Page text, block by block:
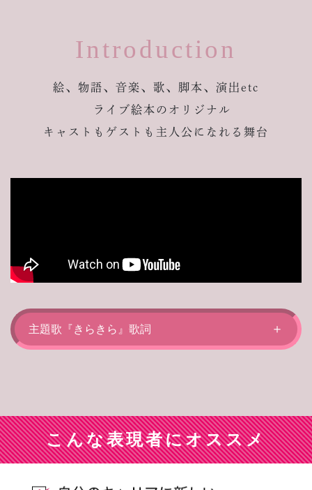
Introduction
絵、物語、音楽、歌、脚本、演出etc
ライブ絵本のオリジナル
キャストもゲストも主人公になれる舞台
主題歌『きらきら』歌詞 ＋
こんな表現者にオススメ